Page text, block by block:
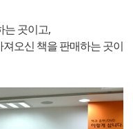
는 곳이고,
오신 책을 판매하는 곳이